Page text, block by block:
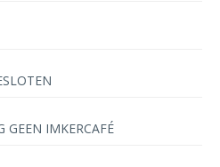
GEEN IMKERCAFÉ